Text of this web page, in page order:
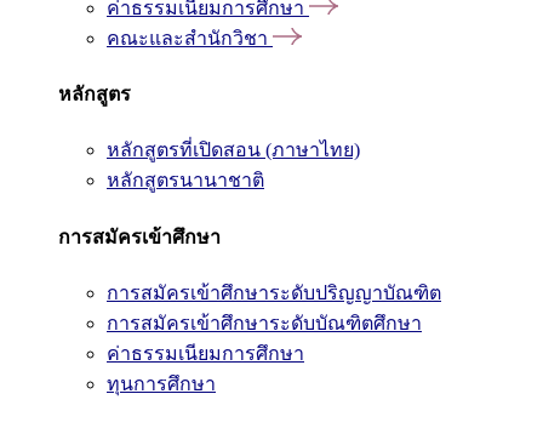
ค่าธรรมเนียมการศึกษา
คณะและสำนักวิชา
หลักสูตร
หลักสูตรที่เปิดสอน (ภาษาไทย)
หลักสูตรนานาชาติ
การสมัครเข้าศึกษา
การสมัครเข้าศึกษาระดับปริญญาบัณฑิต
การสมัครเข้าศึกษาระดับบัณฑิตศึกษา
ค่าธรรมเนียมการศึกษา
ทุนการศึกษา